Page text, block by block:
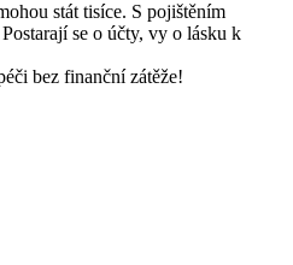
stát tisíce. S pojištěním
se o účty, vy o lásku k
bez finanční zátěže!